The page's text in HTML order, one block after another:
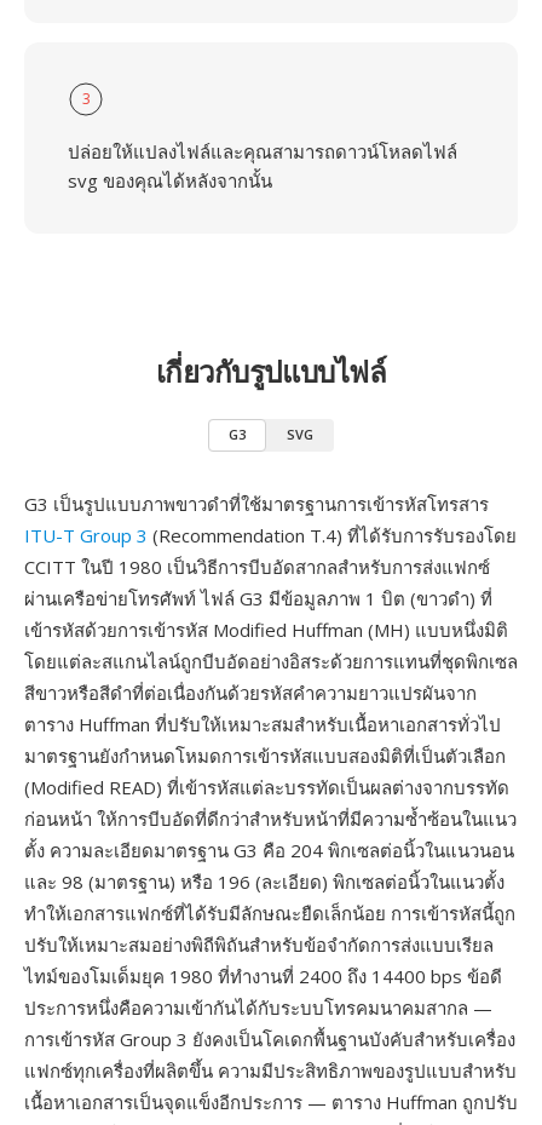
3
ปล่อยให้แปลงไฟล์และคุณสามารถดาวน์โหลดไฟล์
svg ของคุณได้หลังจากนั้น
เกี่ยวกับรูปแบบไฟล์
G3 SVG
G3 เป็นรูปแบบภาพขาวดำที่ใช้มาตรฐานการเข้ารหัสโทรสาร
ITU-T Group 3 (Recommendation T.4) ที่ได้รับการรับรองโดย
CCITT ในปี 1980 เป็นวิธีการบีบอัดสากลสำหรับการส่งแฟกซ์
ผ่านเครือข่ายโทรศัพท์ ไฟล์ G3 มีข้อมูลภาพ 1 บิต (ขาวดำ) ที่
เข้ารหัสด้วยการเข้ารหัส Modified Huffman (MH) แบบหนึ่งมิติ
โดยแต่ละสแกนไลน์ถูกบีบอัดอย่างอิสระด้วยการแทนที่ชุดพิกเซล
สีขาวหรือสีดำที่ต่อเนื่องกันด้วยรหัสคำความยาวแปรผันจาก
ตาราง Huffman ที่ปรับให้เหมาะสมสำหรับเนื้อหาเอกสารทั่วไป
มาตรฐานยังกำหนดโหมดการเข้ารหัสแบบสองมิติที่เป็นตัวเลือก
(Modified READ) ที่เข้ารหัสแต่ละบรรทัดเป็นผลต่างจากบรรทัด
ก่อนหน้า ให้การบีบอัดที่ดีกว่าสำหรับหน้าที่มีความซ้ำซ้อนในแนว
ตั้ง ความละเอียดมาตรฐาน G3 คือ 204 พิกเซลต่อนิ้วในแนวนอน
และ 98 (มาตรฐาน) หรือ 196 (ละเอียด) พิกเซลต่อนิ้วในแนวตั้ง
ทำให้เอกสารแฟกซ์ที่ได้รับมีลักษณะยืดเล็กน้อย การเข้ารหัสนี้ถูก
ปรับให้เหมาะสมอย่างพิถีพิถันสำหรับข้อจำกัดการส่งแบบเรียล
ไทม์ของโมเด็มยุค 1980 ที่ทำงานที่ 2400 ถึง 14400 bps ข้อดี
ประการหนึ่งคือความเข้ากันได้กับระบบโทรคมนาคมสากล —
การเข้ารหัส Group 3 ยังคงเป็นโคเดกพื้นฐานบังคับสำหรับเครื่อง
แฟกซ์ทุกเครื่องที่ผลิตขึ้น ความมีประสิทธิภาพของรูปแบบสำหรับ
เนื้อหาเอกสารเป็นจุดแข็งอีกประการ — ตาราง Huffman ถูกปรับ